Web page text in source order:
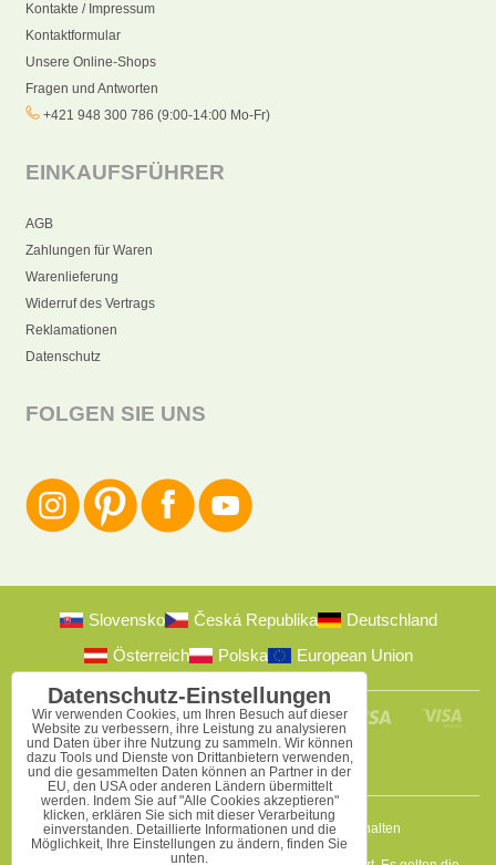
Kontakte / Impressum
Kontaktformular
Unsere Online-Shops
Fragen und Antworten
+421 948 300 786 (9:00-14:00 Mo-Fr)
EINKAUFSFÜHRER
AGB
Zahlungen für Waren
Warenlieferung
Widerruf des Vertrags
Reklamationen
Datenschutz
FOLGEN SIE UNS
Slovensko Česká Republika
Deutschland
Österreich
Polska European Union
2009-2026 © Bomba s.r.o.Alle Rechte vorbehalten
Datenschutz-Einstellungen
Wir verwenden Cookies, um Ihren Besuch auf dieser
Website zu verbessern, ihre Leistung zu analysieren
und Daten über ihre Nutzung zu sammeln. Wir können
dazu Tools und Dienste von Drittanbietern verwenden,
und die gesammelten Daten können an Partner in der
EU, den USA oder anderen Ländern übermittelt
werden. Indem Sie auf "Alle Cookies akzeptieren"
klicken, erklären Sie sich mit dieser Verarbeitung
einverstanden. Detaillierte Informationen und die
Möglichkeit, Ihre Einstellungen zu ändern, finden Sie
unten.